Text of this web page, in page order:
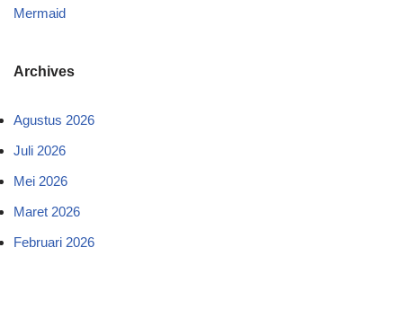
Mermaid
Archives
Agustus 2026
Juli 2026
Mei 2026
Maret 2026
Februari 2026